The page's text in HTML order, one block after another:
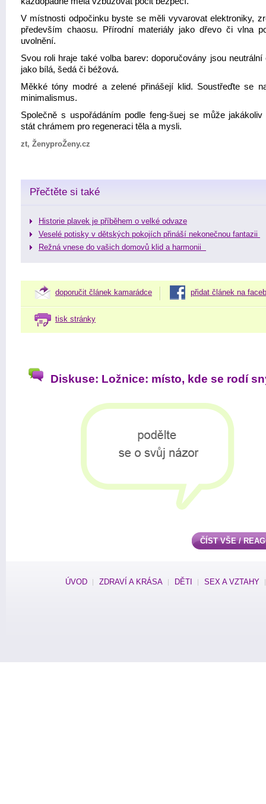
V místnosti odpočinku byste se měli vyvarovat elektroniky,
především chaosu. Přírodní materiály jako dřevo či vlna
uvolnění.
Svou roli hraje také volba barev: doporučovány jsou neutrální
jako bílá, šedá či béžová.
Měkké tóny modré a zelené přinášejí klid. Soustřeďte se
minimalismus.
Společně s uspořádáním podle feng-šuej se může jakákoliv
stát chrámem pro regeneraci těla a mysli.
zt, ŽenyproŽeny.cz
Přečtěte si také
Historie plavek je příběhem o velké odvaze
Veselé potisky v dětských pokojích přináší nekonečnou fantazii
Režná vnese do vašich domovů klid a harmonii
doporučit článek kamarádce přidat článek na
tisk stránky
Diskuse: Ložnice: místo, kde se rodí
ČÍST VŠE /
ÚVOD ZDRAVÍ A KRÁSA DĚTI SEX A VZTAHY